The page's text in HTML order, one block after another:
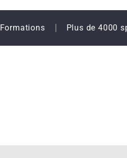
Formations Plus de 4000